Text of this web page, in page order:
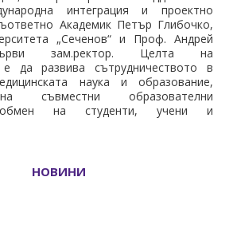
интеграция и проектно
Академик Петър Глибочко,
„Сеченов“ и Проф. Андрей
зам.ректор. Целта на
е да развива сътрудничеството в
наука и образование,
съвместни образователни
обмен на студенти, учени и
НОВИНИ